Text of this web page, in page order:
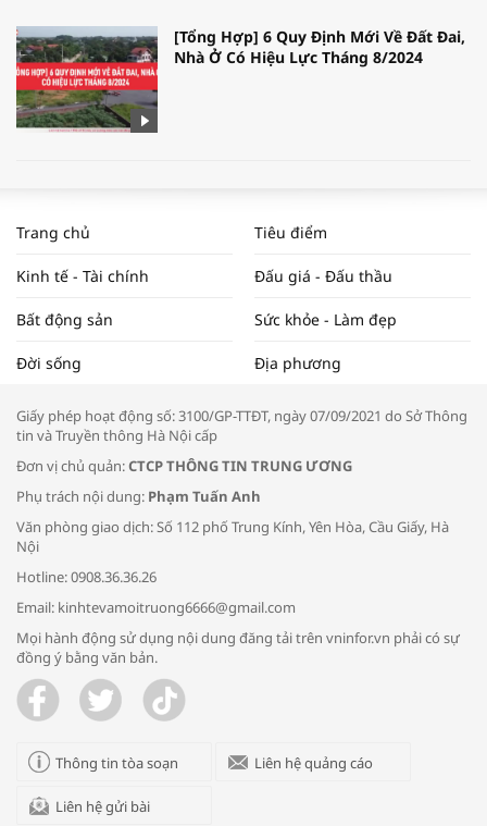
[Tổng Hợp] 6 Quy Định Mới Về Đất Đai,
Nhà Ở Có Hiệu Lực Tháng 8/2024
NAM NĂM 2024 VÀ NĂM 2025 | NHỊP
ĐẬP THỊ TRƯỜNG #62
Tọa đàm “Xúc tiến thương mại: Khơi
Bác sĩ tư vấn cách phòng tránh bệnh
đường hô hấp trong thời tiết giao mùa
Trao yêu thương cho em
Trang chủ Tiêu điểm
Kinh tế - Tài chính Đấu giá - Đấu thầu
Bất động sản Sức khỏe - Làm đẹp
Đời sống Địa phương
Giấy phép hoạt động số: 3100/GP-TTĐT, ngày 07/09/2021 do Sở Thông
tin và Truyền thông Hà Nội cấp
Đơn vị chủ quản:CTCP THÔNG TIN TRUNG ƯƠNG
Phụ trách nội dung: Phạm Tuấn Anh
Văn phòng giao dịch: Số 112 phố Trung Kính, Yên Hòa, Cầu Giấy, Hà
Nội
Hotline: 0908.36.36.26
Email: kinhtevamoitruong6666@gmail.com
Mọi hành động sử dụng nội dung đăng tải trên vninfor.vn phải có sự
đồng ý bằng văn bản.
Thông tin tòa soạn Liên hệ quảng cáo
Liên hệ gửi bài